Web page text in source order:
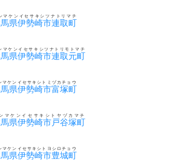
県伊勢崎市連取町
マケンイセサキシツナトリマチ
県伊勢崎市連取元町
マケンイセサキシツナトリモトマチ
県伊勢崎市富塚町
マケンイセサキシトミヅカチョウ
県伊勢崎市戸谷塚町
マケンイセサキシトヤヅカマチ
県伊勢崎市豊城町
マケンイセサキシトヨシロチョウ